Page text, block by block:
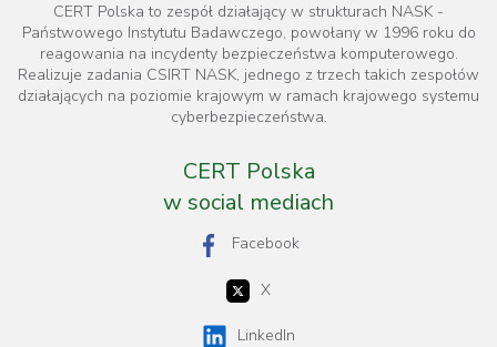
CERT Polska to zespół działający w strukturach NASK -
Państwowego Instytutu Badawczego, powołany w 1996 roku do
reagowania na incydenty bezpieczeństwa komputerowego.
Realizuje zadania CSIRT NASK, jednego z trzech takich zespołów
działających na poziomie krajowym w ramach krajowego systemu
cyberbezpieczeństwa.
CERT Polska
w social mediach
Facebook
X
LinkedIn